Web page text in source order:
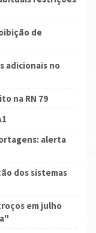
de
adicionais no
na RN 79
alerta
dos sistemas
em julho